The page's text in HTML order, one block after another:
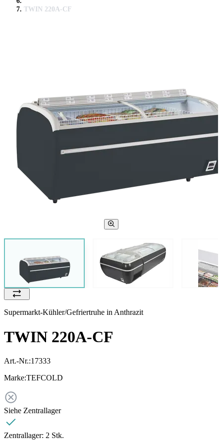
TWIN 220A-CF
Supermarkt-Kühler/Gefriertruhe in Anthrazit
TWIN 220A-CF
Art.-Nr.:17333
Marke:TEFCOLD
Siehe Zentrallager
Zentrallager: 2 Stk.